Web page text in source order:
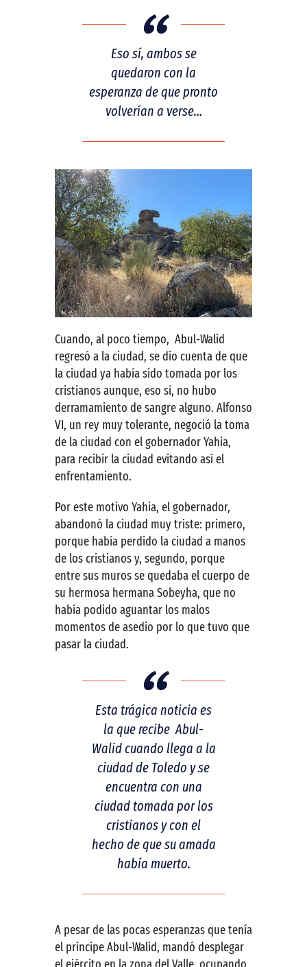
Eso sí, ambos se
quedaron con la
esperanza de que pronto
volverían a verse…
Cuando, al poco tiempo, Abul-Walid
regresó a la ciudad, se dio cuenta de que
la ciudad ya había sido tomada por los
cristianos aunque, eso sí, no hubo
derramamiento de sangre alguno. Alfonso
VI, un rey muy tolerante, negoció la toma
de la ciudad con el gobernador Yahia,
para recibir la ciudad evitando así el
enfrentamiento.
Por este motivo Yahia, el gobernador,
abandonó la ciudad muy triste: primero,
porque había perdido la ciudad a manos
de los cristianos y, segundo, porque
entre sus muros se quedaba el cuerpo de
su hermosa hermana Sobeyha, que no
había podido aguantar los malos
momentos de asedio por lo que tuvo que
pasar la ciudad.
Esta trágica noticia es
la que recibe Abul-
Walid cuando llega a la
ciudad de Toledo y se
encuentra con una
ciudad tomada por los
cristianos y con el
hecho de que su amada
había muerto.
A pesar de las pocas esperanzas que tenía
el príncipe Abul-Walid, mandó desplegar
el ejército en la zona del Valle, ocupando